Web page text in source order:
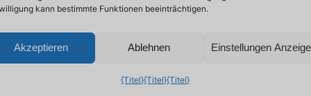
kann bestimmte Funktionen beeinträchtigen.
Akzeptieren Ablehnen Einstellungen
{Titel}{Titel}{Titel}